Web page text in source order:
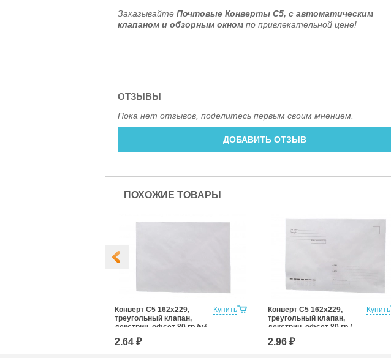
Заказывайте Почтовые Конверты C5, с автоматическим
клапаном и обзорным окном по привлекательной цене!
ОТЗЫВЫ
Пока нет отзывов, поделитесь первым своим мнением.
ДОБАВИТЬ ОТЗЫВ
ПОХОЖИЕ ТОВАРЫ
Купить
Конверт С5 162x229,
треугольный клапан,
декстрин, офсет 80 гр./м²
2.64 ₽
Купить
Конверт С5 162x229,
треугольный клапан,
декстрин, офсет 80 гр./
2.96 ₽